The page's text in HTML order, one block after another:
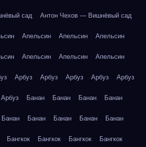
сад Антон Чехов — Вишнёвый сад
Апельсин Апельсин Апельсин
Апельсин Апельсин Апельсин
Арбуз Арбуз Арбуз Арбуз Арбуз
Арбуз Банан Банан Банан Банан
Банан Банан Банан Банан Банан
Бангкок Бангкок Бангкок Бангкок